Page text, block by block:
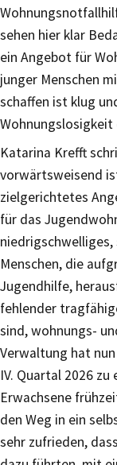
sehen hier klar
ein Angebot für
junger Menschen
schaffen ist klug
Wohnungslosigkeit
Katarina Krefft
vorwärtsweisend
zielgerichtetes
für das
Menschen, die
Jugendhilfe,
fehlender
sind, wohnungs-
Verwaltung hat
IV. Quartal 2026
Erwachsene
den Weg in ein
sehr zufrieden,